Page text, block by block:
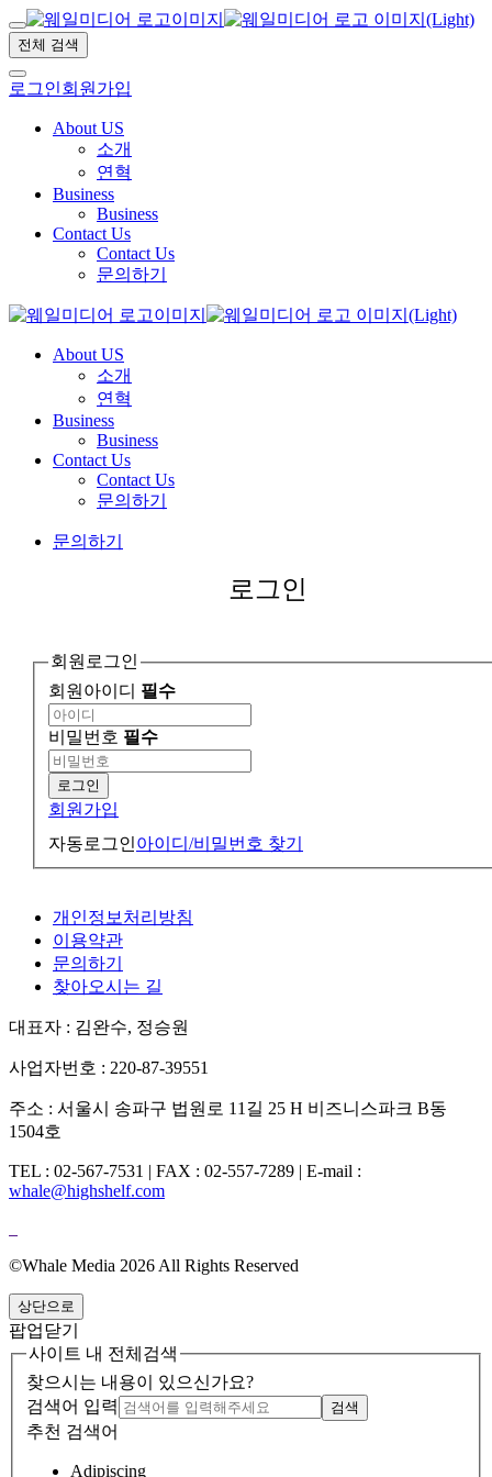
전체 검색
로그인회원가입
About US
소개
연혁
Business
Business
Contact Us
Contact Us
문의하기
About US
소개
연혁
Business
Business
Contact Us
Contact Us
문의하기
문의하기
로그인
회원로그인
회원아이디 필수
비밀번호 필수
로그인
회원가입
자동로그인아이디/비밀번호 찾기
개인정보처리방침
이용약관
문의하기
찾아오시는 길
대표자 : 김완수, 정승원
사업자번호 : 220-87-39551
주소 : 서울시 송파구 법원로 11길 25 H 비즈니스파크 B동
1504호
TEL : 02-567-7531 | FAX : 02-557-7289 | E-mail :
whale@highshelf.com
©Whale Media 2026 All Rights Reserved
상단으로
팝업닫기
찾으시는 내용이 있으신가요?
사이트 내 전체검색
검색어 입력 검색
추천 검색어
Adipiscing